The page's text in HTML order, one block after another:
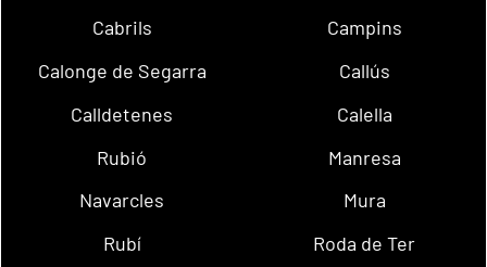
Cabrils
Campins
Calonge de Segarra
Callús
Calldetenes
Calella
Rubió
Manresa
Navarcles
Mura
Rubí
Roda de Ter